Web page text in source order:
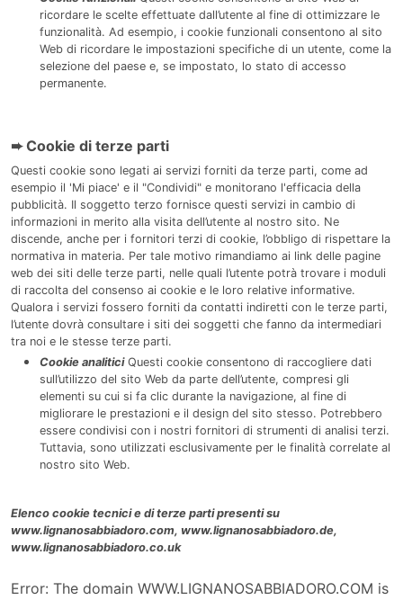
ricordare le scelte effettuate dall’utente al fine di ottimizzare le
funzionalità. Ad esempio, i cookie funzionali consentono al sito
Web di ricordare le impostazioni specifiche di un utente, come la
selezione del paese e, se impostato, lo stato di accesso
permanente.
➨ Cookie di terze parti
Questi cookie sono legati ai servizi forniti da terze parti, come ad
esempio il 'Mi piace' e il "Condividi" e monitorano l'efficacia della
pubblicità. Il soggetto terzo fornisce questi servizi in cambio di
informazioni in merito alla visita dell’utente al nostro sito. Ne
discende, anche per i fornitori terzi di cookie, l’obbligo di rispettare la
normativa in materia. Per tale motivo rimandiamo ai link delle pagine
web dei siti delle terze parti, nelle quali l’utente potrà trovare i moduli
di raccolta del consenso ai cookie e le loro relative informative.
Qualora i servizi fossero forniti da contatti indiretti con le terze parti,
l’utente dovrà consultare i siti dei soggetti che fanno da intermediari
tra noi e le stesse terze parti.
Cookie analiticiQuesti cookie consentono di raccogliere dati
sull’utilizzo del sito Web da parte dell’utente, compresi gli
elementi su cui si fa clic durante la navigazione, al fine di
migliorare le prestazioni e il design del sito stesso. Potrebbero
essere condivisi con i nostri fornitori di strumenti di analisi terzi.
Tuttavia, sono utilizzati esclusivamente per le finalità correlate al
nostro sito Web.
Elenco cookie tecnici e di terze parti presenti su
www.lignanosabbiadoro.com, www.lignanosabbiadoro.de,
www.lignanosabbiadoro.co.uk
Error: The domain WWW.LIGNANOSABBIADORO.COM is